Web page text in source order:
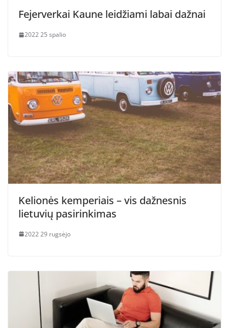
Fejerverkai Kaune leidžiami labai dažnai
2022 25 spalio
Kelionės kemperiais – vis dažnesnis
lietuvių pasirinkimas
2022 29 rugsėjo